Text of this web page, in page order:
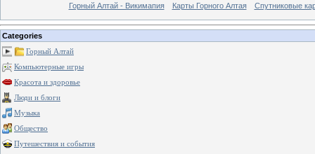
Горный Алтай - Викимапия
Карты Горного Алтая Спутниковые
Categories
Горный Алтай
Компьютерные игры
Красота и здоровье
Люди и блоги
Музыка
Общество
Путешествия и события